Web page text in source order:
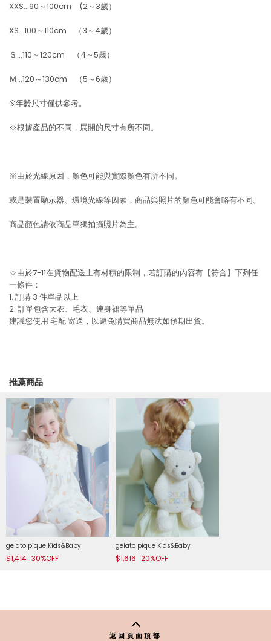
XXS…90～100cm (2～3歲）
XS…100～110cm （3～4歲）
Ｓ…110～120cm （4～5歲）
Ｍ…120～130cm （5～6歲）
※年齡尺寸僅供參考。
※根據產品的不同，展開的尺寸有所不同。
※由於光線原因，顏色可能與實際顏色有所不同。
或是裝置顯示器、環境光線等因素，商品與照片的顏色可能會略有不同。
商品顏色請依商品單獨拍攝照片為主。
☆由於7-11在貨物配送上有材積的限制，若訂購的內容有【符合】下列任
一條件：
1. 訂購 3 件單品以上
2. 訂單包含大衣、毛衣、連身裙等單品
建議您使用 宅配寄送，以避免購買商品無法如預期出貨。
推薦商品
gelato pique Kids&Baby
$1,414 30%OFF
gelato pique Kids&Baby
$1,616 20%OFF
返回頁面頂部